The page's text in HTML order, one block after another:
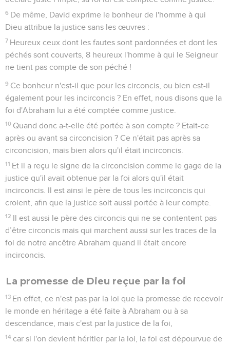
6 De même, David exprime le bonheur de l'homme à qui
Dieu attribue la justice sans les œuvres :
7 Heureux ceux dont les fautes sont pardonnées et dont les
péchés sont couverts, 8 heureux l'homme à qui le Seigneur
ne tient pas compte de son péché !
9 Ce bonheur n'est-il que pour les circoncis, ou bien est-il
également pour les incirconcis ? En effet, nous disons que la
foi d'Abraham lui a été comptée comme justice.
10 Quand donc a-t-elle été portée à son compte ? Etait-ce
après ou avant sa circoncision ? Ce n'était pas après sa
circoncision, mais bien alors qu'il était incirconcis.
11 Et il a reçu le signe de la circoncision comme le gage de la
justice qu'il avait obtenue par la foi alors qu'il était
incirconcis. Il est ainsi le père de tous les incirconcis qui
croient, afin que la justice soit aussi portée à leur compte.
12 Il est aussi le père des circoncis qui ne se contentent pas
d’être circoncis mais qui marchent aussi sur les traces de la
foi de notre ancêtre Abraham quand il était encore
incirconcis.
La promesse de Dieu reçue par la foi
13 En effet, ce n'est pas par la loi que la promesse de recevoir
le monde en héritage a été faite à Abraham ou à sa
descendance, mais c'est par la justice de la foi,
14 car si l'on devient héritier par la loi, la foi est dépourvue de